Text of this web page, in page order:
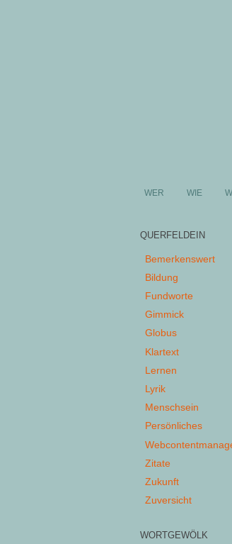
WER WIE
QUERFELDEIN
Bemerkenswert
Bildung
Fundworte
Gimmick
Globus
Klartext
Lernen
Lyrik
Menschsein
Persönliches
Zitate
Zukunft
Zuversicht
WORTGEWÖLK